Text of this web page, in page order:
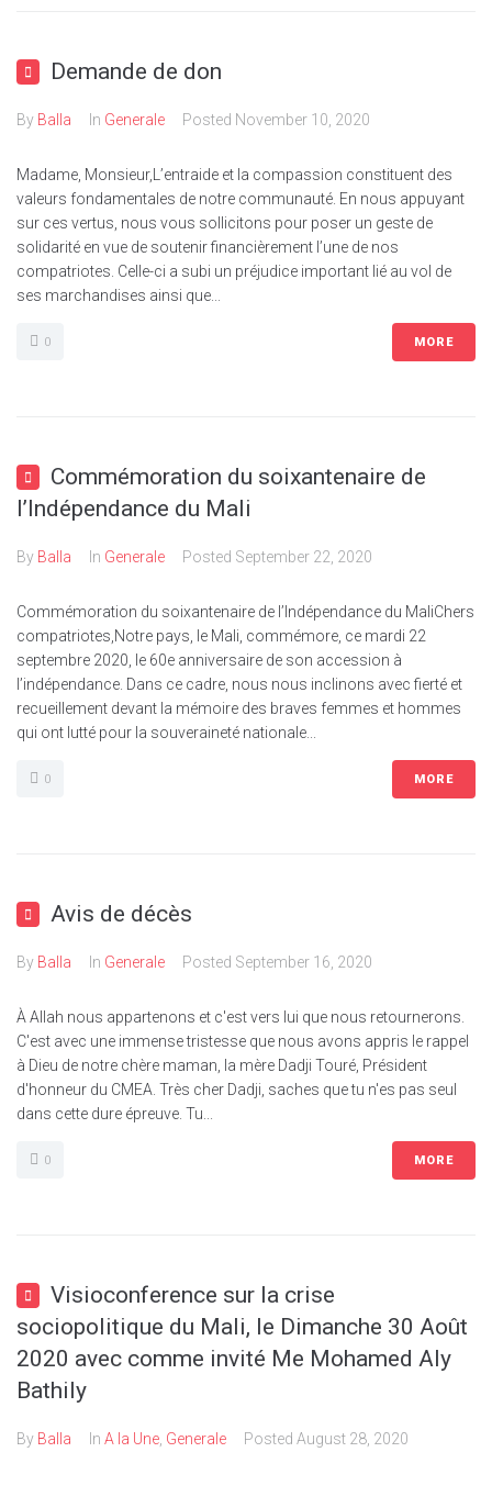
Demande de don
By Balla In Generale Posted November 10, 2020
Madame, Monsieur,L’entraide et la compassion constituent des
valeurs fondamentales de notre communauté. En nous appuyant
sur ces vertus, nous vous sollicitons pour poser un geste de
solidarité en vue de soutenir financièrement l’une de nos
compatriotes. Celle-ci a subi un préjudice important lié au vol de
ses marchandises ainsi que...
0 MORE
Commémoration du soixantenaire de
l’Indépendance du Mali
By Balla In Generale Posted September 22, 2020
Commémoration du soixantenaire de l’Indépendance du MaliChers
compatriotes,Notre pays, le Mali, commémore, ce mardi 22
septembre 2020, le 60e anniversaire de son accession à
l’indépendance. Dans ce cadre, nous nous inclinons avec fierté et
recueillement devant la mémoire des braves femmes et hommes
qui ont lutté pour la souveraineté nationale...
0 MORE
Avis de décès
By Balla In Generale Posted September 16, 2020
À Allah nous appartenons et c'est vers lui que nous retournerons.
C'est avec une immense tristesse que nous avons appris le rappel
à Dieu de notre chère maman, la mère Dadji Touré, Président
d'honneur du CMEA. Très cher Dadji, saches que tu n'es pas seul
dans cette dure épreuve. Tu...
0 MORE
Visioconference sur la crise
sociopolitique du Mali, le Dimanche 30 Août
2020 avec comme invité Me Mohamed Aly
Bathily
By Balla In A la Une Generale Posted August 28, 2020